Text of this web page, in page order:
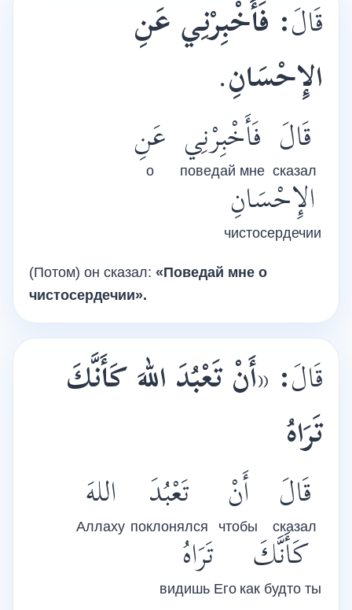
قَالَ: فَأَخْبِرْنِي عَنِ
الإِحْسَانِ.
قَالَ
сказал
فَأَخْبِرْنِي
поведай мне
عَنِ
о
الإِحْسَانِ
чистосердечии
(Потом) он сказал: «Поведай мне о
чистосердечии».
قَالَ:
«أَنْ تَعْبُدَ اللهَ كَأَنَّكَ
تَرَاهُ
قَالَ
сказал
أَنْ
чтобы
تَعْبُدَ
поклонялся
اللهَ
Аллаху
كَأَنَّكَ
как будто ты
تَرَاهُ
видишь Его